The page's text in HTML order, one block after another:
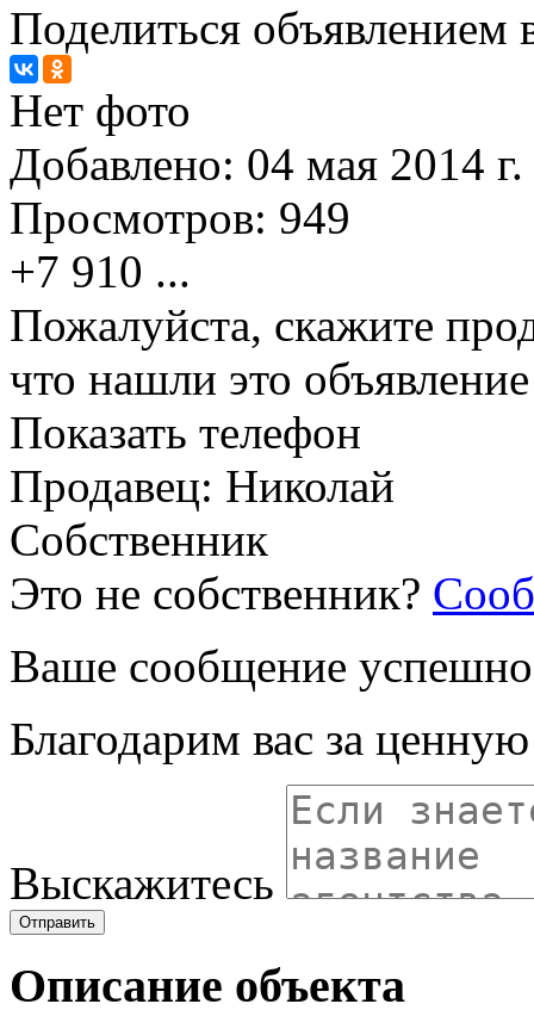
Поделиться объявлением
Нет фото
Добавлено: 04 мая 2014 г.
Просмотров: 949
+7 910 ...
Пожалуйста, скажите
что нашли это
Показать телефон
Продавец: Николай
Собственник
Это не собственник?
Ваше сообщение успешно
Благодарим вас за
Выскажитесь
Отправить
Описание объекта